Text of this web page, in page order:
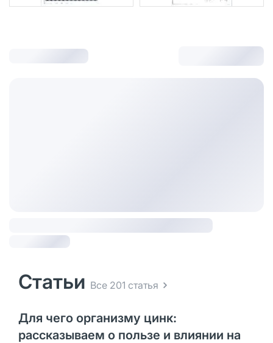
Статьи Все 201 статья
Для чего организму цинк:
рассказываем о пользе и влиянии на